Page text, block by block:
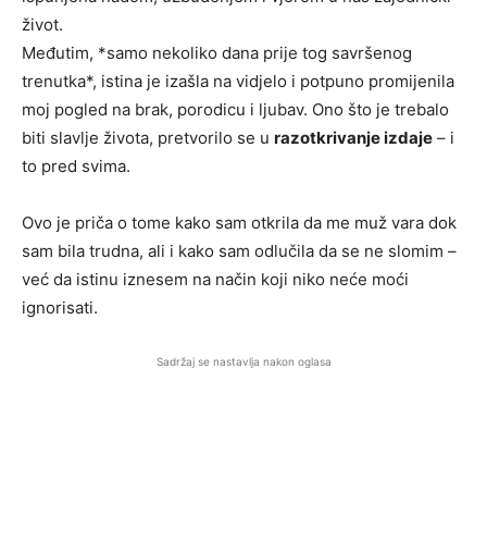
život.
Međutim, *samo nekoliko dana prije tog savršenog
trenutka*, istina je izašla na vidjelo i potpuno promijenila
moj pogled na brak, porodicu i ljubav. Ono što je trebalo
biti slavlje života, pretvorilo se u razotkrivanje izdaje – i
to pred svima.
Ovo je priča o tome kako sam otkrila da me muž vara dok
sam bila trudna, ali i kako sam odlučila da se ne slomim –
već da istinu iznesem na način koji niko neće moći
ignorisati.
Sadržaj se nastavlja nakon oglasa